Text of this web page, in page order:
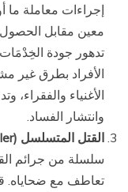
إجراءات معاملة ما
معين مقابل
تدهور جودة
الأفراد بطرق غير
الأغنياء
وانتشار الفساد.
القتل المتسلسل (
سلسلة من جرائم
تعاطف مع ضحاياه. قد